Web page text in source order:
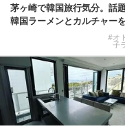
茅ヶ崎で韓国旅行気分。話
韓国ラーメンとカルチャー
#オ
子